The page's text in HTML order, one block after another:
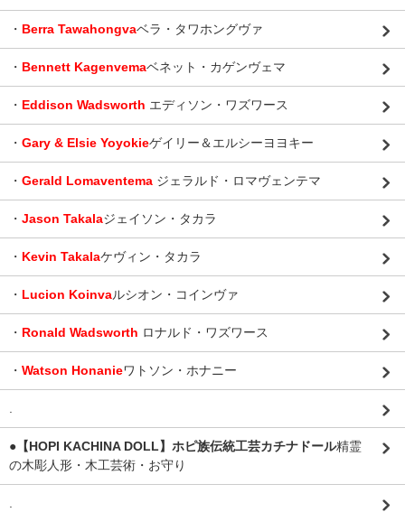
・ Berra Tawahongvaベラ・タワホングヴァ
・ Bennett Kagenvemaベネット・カゲンヴェマ
・ Eddison Wadsworth エディソン・ワズワース
・ Gary & Elsie Yoyokieゲイリー＆エルシーヨヨキー
・ Gerald Lomaventema ジェラルド・ロマヴェンテマ
・ Jason Takalaジェイソン・タカラ
・ Kevin Takalaケヴィン・タカラ
・ Lucion Koinvaルシオン・コインヴァ
・ Ronald Wadsworth ロナルド・ワズワース
・ Watson Honanieワトソン・ホナニー
.
●【HOPI KACHINA DOLL】ホピ族伝統工芸カチナドール精霊
の木彫人形・木工芸術・お守り
.